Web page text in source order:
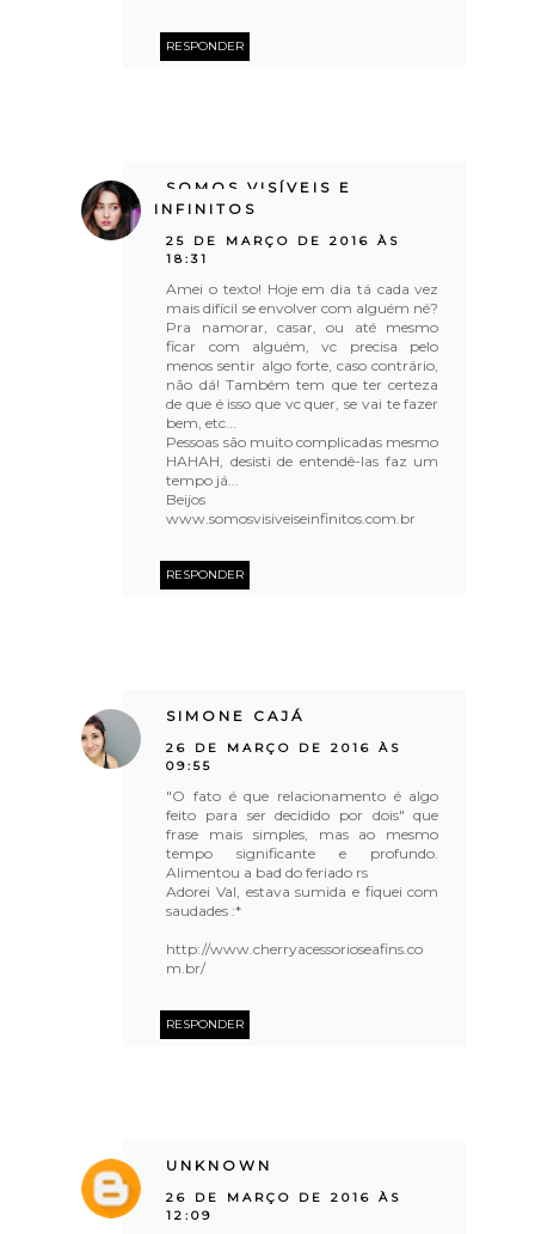
RESPONDER
SOMOS VISÍVEIS E
INFINITOS
25 DE MARÇO DE 2016 ÀS
18:31
Amei o texto! Hoje em dia tá cada vez
mais difícil se envolver com alguém né?
Pra namorar, casar, ou até mesmo
ficar com alguém, vc precisa pelo
menos sentir algo forte, caso contrário,
não dá! Também tem que ter certeza
de que é isso que vc quer, se vai te fazer
bem, etc...
Pessoas são muito complicadas mesmo
HAHAH, desisti de entendê-las faz um
tempo já...
Beijos
www.somosvisiveiseinfinitos.com.br
RESPONDER
SIMONE CAJÁ
26 DE MARÇO DE 2016 ÀS
09:55
"O fato é que relacionamento é algo
feito para ser decidido por dois" que
frase mais simples, mas ao mesmo
tempo significante e profundo.
Alimentou a bad do feriado rs
Adorei Val, estava sumida e fiquei com
saudades :*
http://www.cherryacessorioseafins.co
m.br/
RESPONDER
UNKNOWN
26 DE MARÇO DE 2016 ÀS
12:09